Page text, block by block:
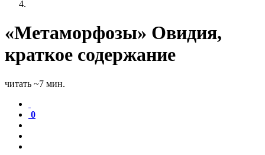
«Метаморфозы» Овидия,
краткое содержание
читать ~7 мин.
0